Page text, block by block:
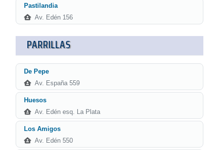
Pastilandia
Av. Edén 156
PARRILLAS
De Pepe
Av. España 559
Huesos
Av. Edén esq. La Plata
Los Amigos
Av. Edén 550